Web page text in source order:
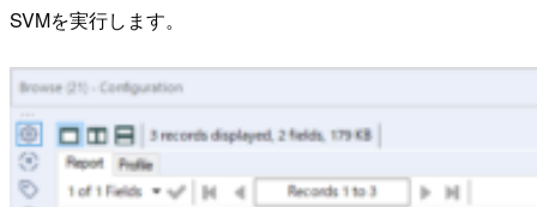
SVMを実行します。